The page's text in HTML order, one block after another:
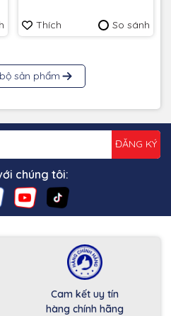
Thích So sánh
sản phẩm
ĐĂNG KÝ
chúng tôi:
Cam kết uy tín
hàng chính hãng